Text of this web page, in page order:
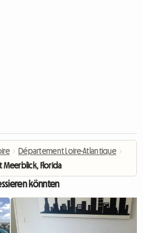
› Département Loire-Atlantique ›
Meerblick, Florida
könnten